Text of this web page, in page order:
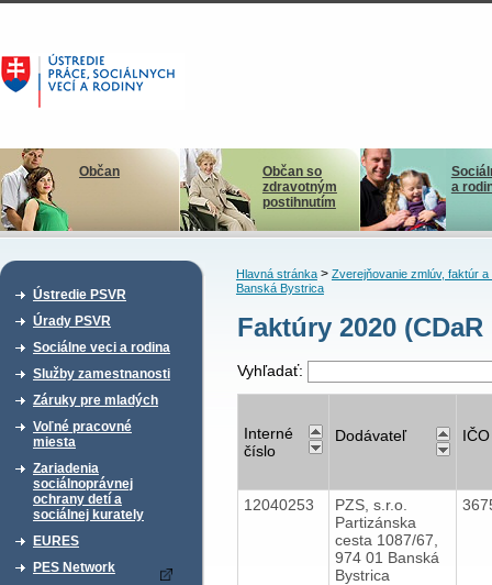
Občan
Občan so
zdravotným
postihnutím
a
Ústredie PSVR
Úrady PSVR
Sociálne veci a rodina
Služby zamestnanosti
Záruky pre mladých
Voľné pracovné
miesta
Zariadenia
sociálnoprávnej
ochrany detí a
sociálnej kurately
EURES
PES Network
Hlavná stránka> Zverejňovanie zmlúv, faktúr a
Banská Bystrica
Faktúry 2020
Vyhľadať:
Interné
číslo
Dodávateľ IČO
12040253
PZS, s.r.o.
Partizánska
cesta 1087/67,
974 01 Banská
Bystrica